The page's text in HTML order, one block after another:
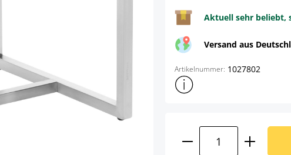
Aktuell sehr beliebt,
Versand aus
Artikelnummer: 1027802
Weitere
Produkt Anzahl: